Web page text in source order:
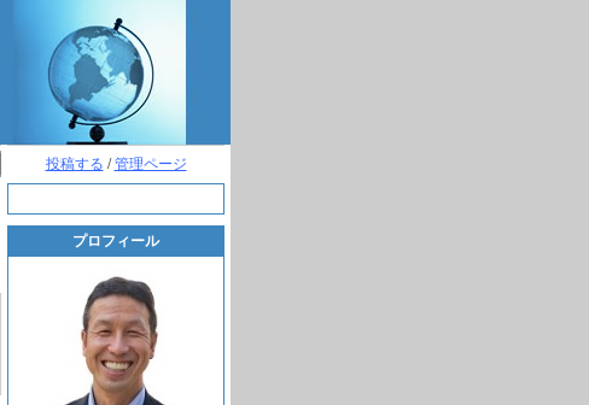
投稿する /管理ページ
プロフィール